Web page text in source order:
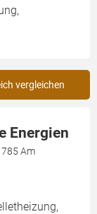
vergleichen
Energien
Am